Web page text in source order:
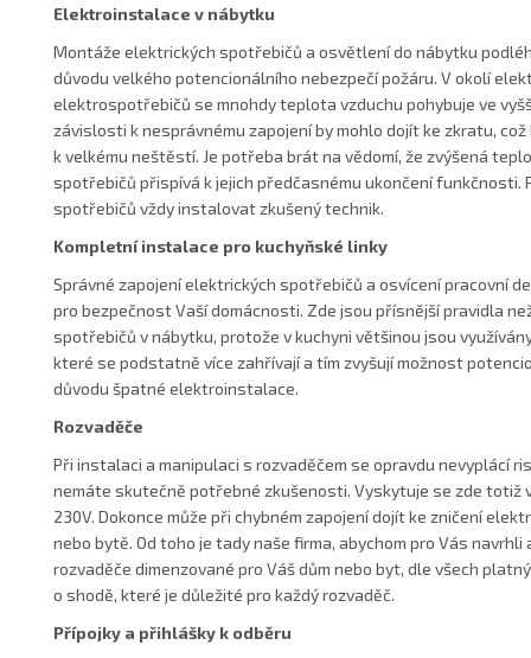
Elektroinstalace v nábytku
Montáže elektrických spotřebičů a osvětlení do nábytku
důvodu velkého potencionálního nebezpečí požáru. V okolí
elektrospotřebičů se mnohdy teplota vzduchu pohybuje ve
závislosti k nesprávnému zapojení by mohlo dojít ke zkratu,
k velkému neštěstí. Je potřeba brát na vědomí, že zvýšená
spotřebičů přispívá k jejich předčasnému ukončení funkčnosti.
spotřebičů vždy instalovat zkušený technik.
Kompletní instalace pro kuchyňské linky
Správné zapojení elektrických spotřebičů a osvícení pracovní
pro bezpečnost Vaší domácnosti. Zde jsou přísnější pravidla
spotřebičů v nábytku, protože v kuchyni většinou jsou
které se podstatně více zahřívají a tím zvyšují možnost
důvodu špatné elektroinstalace.
Rozvaděče
Při instalaci a manipulaci s rozvaděčem se opravdu nevyplácí
nemáte skutečně potřebné zkušenosti. Vyskytuje se zde totiž
230V. Dokonce může při chybném zapojení dojít ke zničení
nebo bytě. Od toho je tady naše firma, abychom pro Vás
rozvaděče dimenzované pro Váš dům nebo byt, dle všech
o shodě, které je důležité pro každý rozvaděč.
Přípojky a přihlášky k odběru